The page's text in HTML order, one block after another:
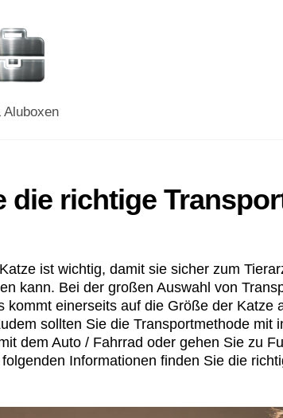
Aluboxen
die richtige
ist wichtig, damit sie sicher zum
kann. Bei der großen Auswahl von
kommt einerseits auf die Größe der Katze
sollten Sie die Transportmethode mit
dem Auto / Fahrrad oder gehen Sie zu
Informationen finden Sie die